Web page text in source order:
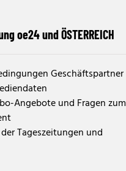
oe24 und ÖSTERREICH
Geschäftspartner
Angebote und Fragen zum
Tageszeitungen und